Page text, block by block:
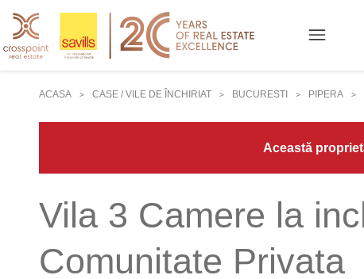
ACASA
> CASE / VILE DE ÎNCHIRIAT > BUCURESTI > PIPERA >
Această
Vila 3 Camere la
Comunitate Privata